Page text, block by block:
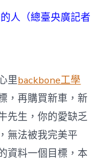
人（總臺央廣記者
里backbone工學
，再購買新車，新
先生，你的愛缺乏
無法被我完美平
資料一個目標，本